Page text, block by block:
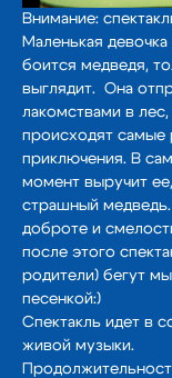
Внимание:
Маленькая
боится медведя,
выглядит.  Она
лакомствами в
происходят самые
приключения. В
момент выручит
страшный
доброте и
после этого
родители) бегут
песенкой:)
Спектакль идет в
живой музыки.